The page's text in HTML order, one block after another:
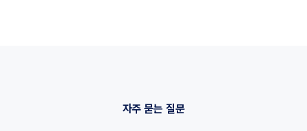
자주 묻는 질문